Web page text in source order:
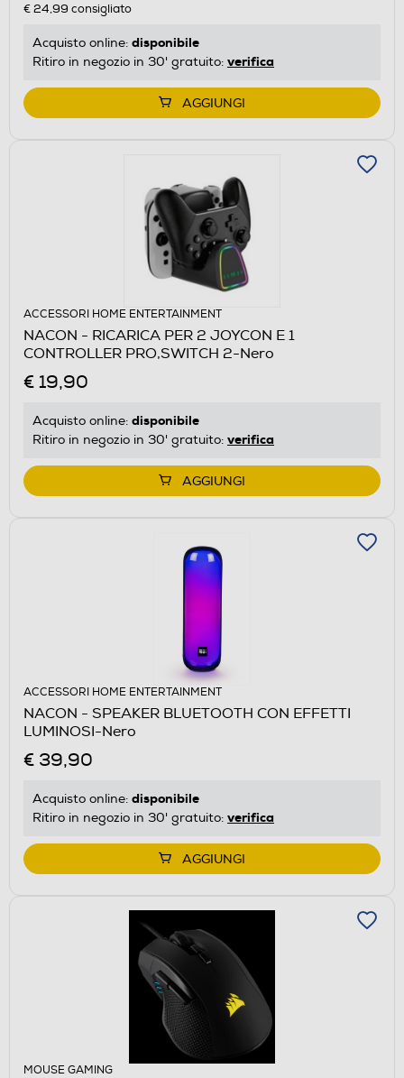
€ 24,99 consigliato
Acquisto online: disponibile
Ritiro in negozio in 30' gratuito: verifica
AGGIUNGI
ACCESSORI HOME ENTERTAINMENT
NACON - RICARICA PER 2 JOYCON E 1
CONTROLLER PRO,SWITCH 2-Nero
€ 19,90
Acquisto online: disponibile
Ritiro in negozio in 30' gratuito: verifica
AGGIUNGI
ACCESSORI HOME ENTERTAINMENT
NACON - SPEAKER BLUETOOTH CON EFFETTI
LUMINOSI-Nero
€ 39,90
Acquisto online: disponibile
Ritiro in negozio in 30' gratuito: verifica
AGGIUNGI
MOUSE GAMING